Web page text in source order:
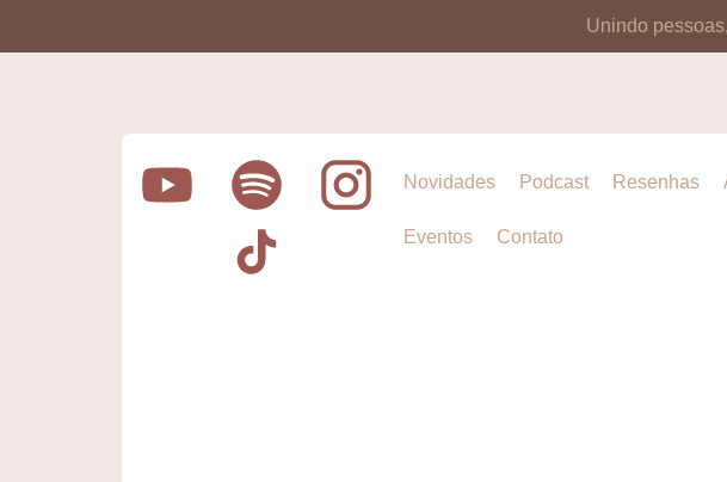
Unindo
Novidades Podcast Resenhas
Eventos Contato